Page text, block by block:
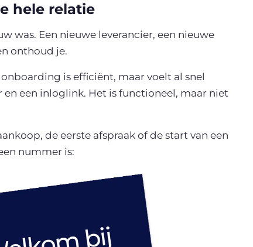
hele relatie
was. Een nieuwe leverancier, een nieuwe
onthoud je.
is efficiënt, maar voelt al snel
een inloglink. Het is functioneel, maar niet
de eerste afspraak of de start van een
nummer is: